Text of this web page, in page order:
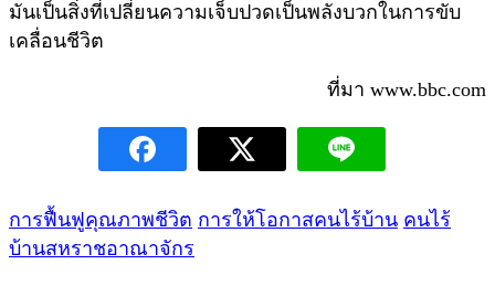
มันเป็นสิ่งที่เปลี่ยนความเจ็บปวดเป็นพลังบวกในการขับ
เคลื่อนชีวิต
ที่มา www.bbc.com
การฟื้นฟูคุณภาพชีวิต การให้โอกาสคนไร้บ้าน คนไร้
บ้านสหราชอาณาจักร